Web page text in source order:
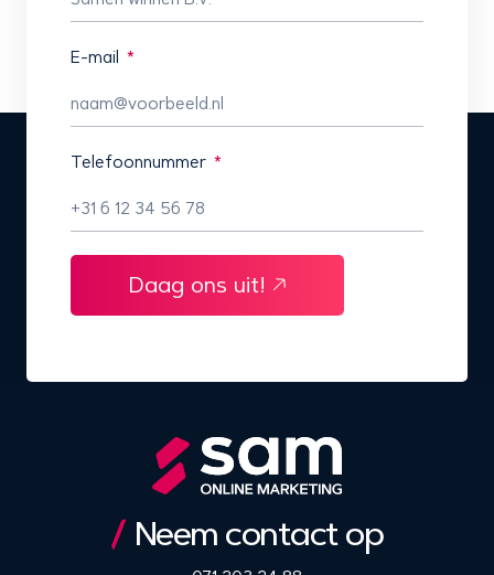
E-mail
Telefoonnummer
Daag ons uit!
Neem contact op